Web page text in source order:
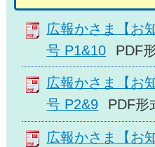
広報かさま【お
号 P1&10
PDF
広報かさま【お
号 P2&9
PDF形
広報かさま【お